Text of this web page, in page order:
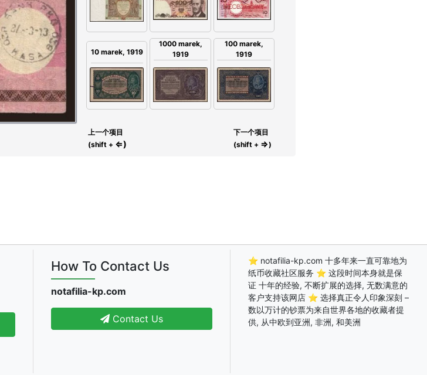
10 marek, 1919
1000 marek,
1919
100 marek,
1919
上一个项目
(shift + ⇐)
下一个项目
(shift + ⇒)
How To Contact Us
notafilia-kp.com
Contact Us
⭐ notafilia-kp.com 十多年来一直可靠地为
纸币收藏社区服务 ⭐ 这段时间本身就是保
证 十年的经验, 不断扩展的选择, 无数满意的
客户支持该网店 ⭐ 选择真正令人印象深刻 –
数以万计的钞票为来自世界各地的收藏者提
供, 从中欧到亚洲, 非洲, 和美洲